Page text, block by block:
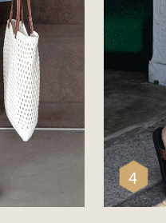
머데님롤업
4